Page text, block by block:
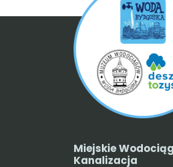
Miejskie
Kanalizacja